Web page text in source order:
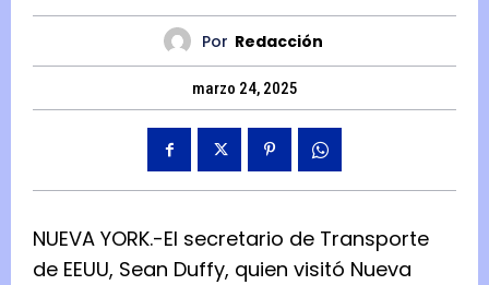
Por Redacción
marzo 24, 2025
NUEVA YORK.-El secretario de Transporte
de EEUU, Sean Duffy, quien visitó Nueva